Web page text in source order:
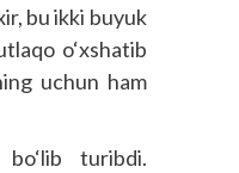
bu ikki buyuk
o‘xshatib
uchun ham
turibdi.